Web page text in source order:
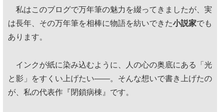
私はこのブログで万年筆の魅力を綴ってきましたが、実
は長年、その万年筆を相棒に物語を紡いできた小説家でも
あります。
インクが紙に染み込むように、人の心の奥底にある「光
と影」をすくい上げたい——。そんな想いで書き上げたの
が、私の代表作『閉鎖病棟』です。